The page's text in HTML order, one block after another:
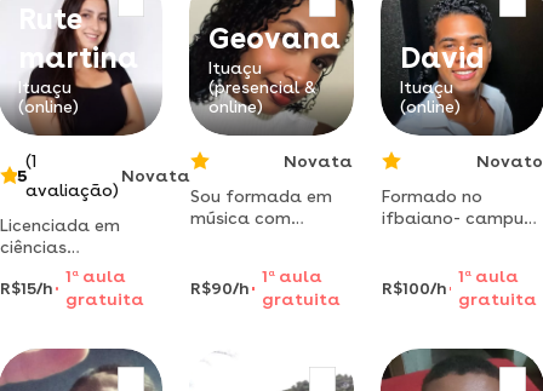
Rute
martina
Ituaçu
(online)
5
(1
avaliação)
Novata
Licenciada em
ciências
biológicas,
cursando
matemática,
complementares
ciências da
R$15/h
1 a aula
gratuita
Geovana
Ituaçu
(presencial &
online)
Novata
Sou formada em
música com
durante minha
formação,
habilidades
R$90/h
1 a aula
gratuita
David
Ituaçu
(online)
Novato
Formado no
ifbaiano- campus
química.
conteúdos de
fundamental,
médio e superior.
R$100/h
1 a aula
gratuita